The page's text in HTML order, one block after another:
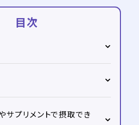
目次
サプリメントで摂取でき